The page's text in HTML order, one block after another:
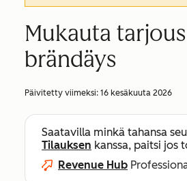
Mukauta tarjous
brändäys
Päivitetty viimeksi: 16 kesäkuuta 2026
Saatavilla minkä tahansa
Tilauksen kanssa, paitsi jos
Revenue Hub